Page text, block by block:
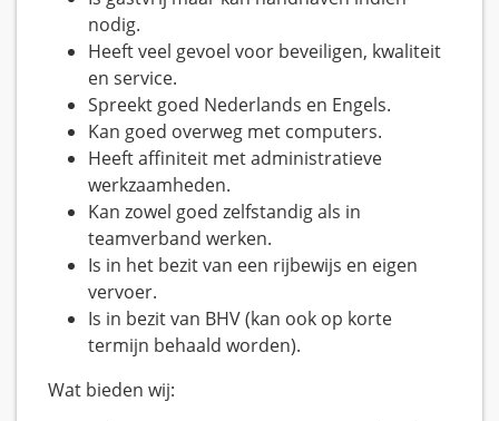
nodig.
Heeft veel gevoel voor beveiligen, kwaliteit
en service.
Spreekt goed Nederlands en Engels.
Kan goed overweg met computers.
Heeft affiniteit met administratieve
werkzaamheden.
Kan zowel goed zelfstandig als in
teamverband werken.
Is in het bezit van een rijbewijs en eigen
vervoer.
Is in bezit van BHV (kan ook op korte
termijn behaald worden).
Wat bieden wij: